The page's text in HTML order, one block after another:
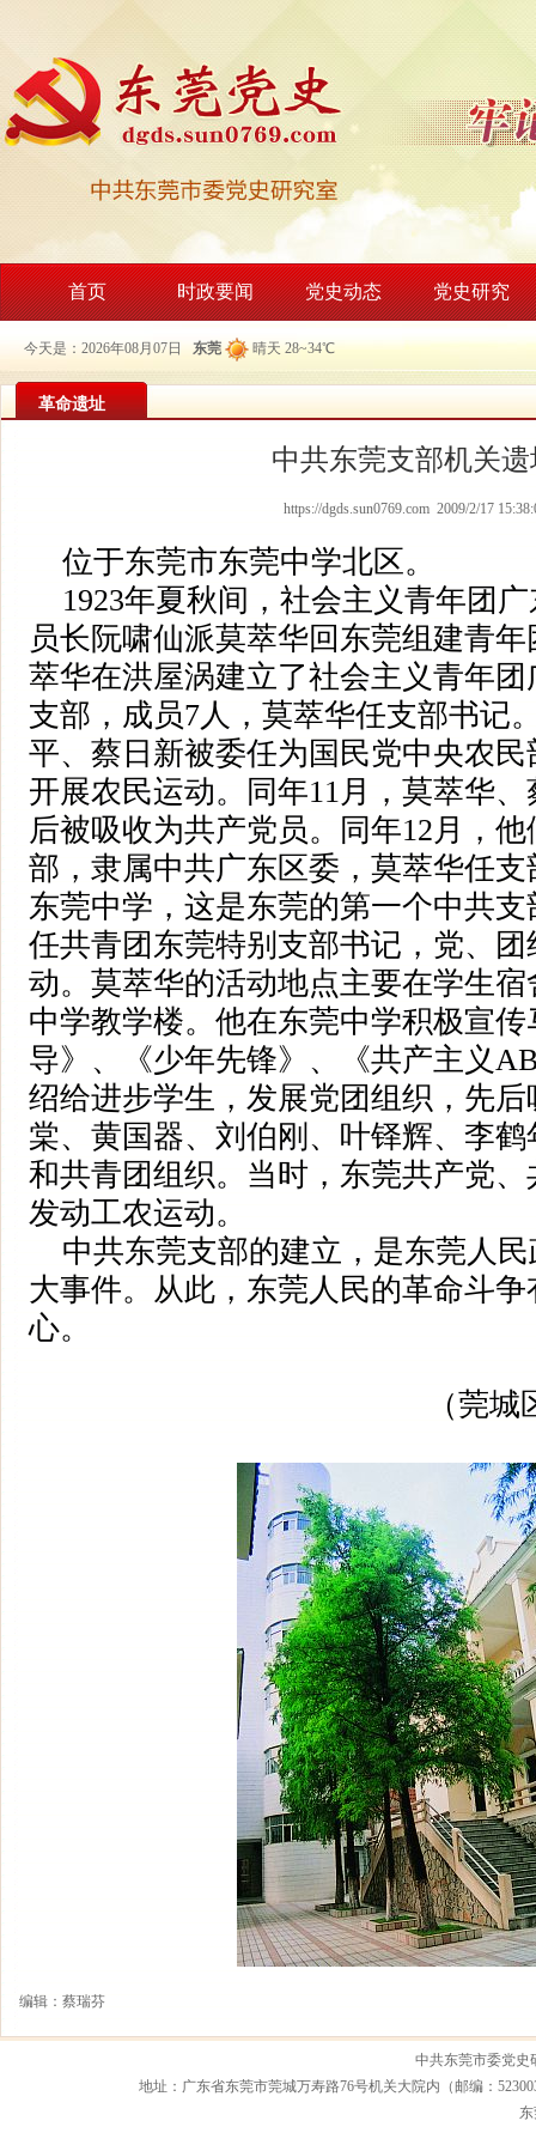
首页 时政要闻 党史动态 党史研究
今天是：2026年08月07日 东莞 晴天 28~34℃
革命遗址
中共东莞支部机关
https://dgds.sun0769.com 2009/2/17
位于东莞市东莞中学北区。
1923年夏秋间，社会主义青年团
员长阮啸仙派莫萃华回东莞组建青
萃华在洪屋涡建立了社会主义青年
支部，成员7人，莫萃华任支部书记
平、蔡日新被委任为国民党中央农
开展农民运动。同年11月，莫萃华
后被吸收为共产党员。同年12月，
部，隶属中共广东区委，莫萃华任
东莞中学，这是东莞的第一个中共
任共青团东莞特别支部书记，党、
动。莫萃华的活动地点主要在学生
中学教学楼。他在东莞中学积极宣
导》、《少年先锋》、《共产主义
绍给进步学生，发展党团组织，先
棠、黄国器、刘伯刚、叶铎辉、李
和共青团组织。当时，东莞共产党
发动工农运动。
中共东莞支部的建立，是东莞人民
大事件。从此，东莞人民的革命斗
心。
（莞
编辑：蔡瑞芬
中共东莞市委党史
地址：广东省东莞市莞城万寿路76号机关大院内（邮编：